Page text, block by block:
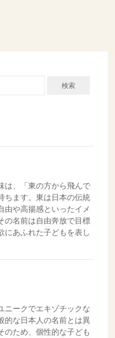
検索
は、「東の方から飛んで
ちます。東は日本の伝統
由や高揚感といったイメ
の名前は自由奔放で目標
にあふれた子どもを表し
ニークでエキゾチックな
的な日本人の名前とは異
のため、個性的な子ども